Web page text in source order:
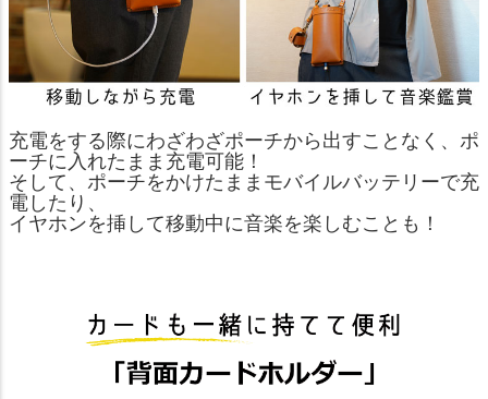
充電をする際にわざわざポーチから出すことなく、ポ
ーチに入れたまま充電可能！
そして、ポーチをかけたままモバイルバッテリーで充
電したり、
イヤホンを挿して移動中に音楽を楽しむことも！